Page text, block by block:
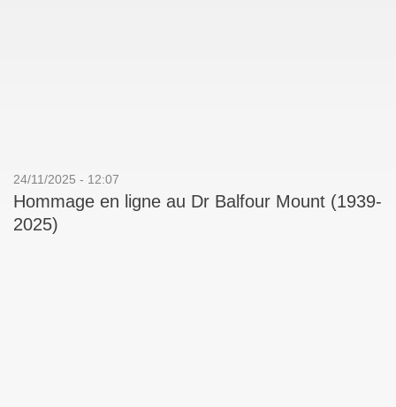
24/11/2025 - 12:07
Hommage en ligne au Dr Balfour Mount (1939-
2025)